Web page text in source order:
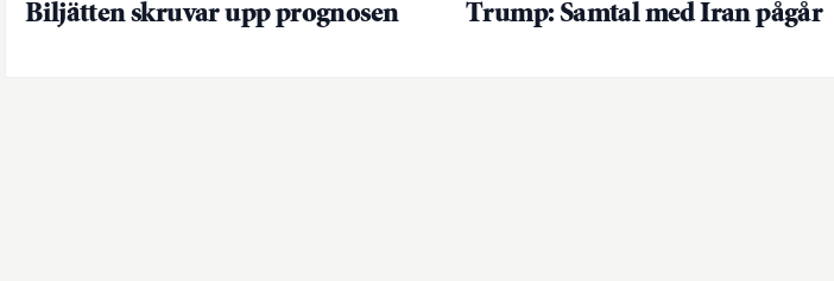
Biljätten skruvar upp prognosen Trump: Samtal med Iran pågår